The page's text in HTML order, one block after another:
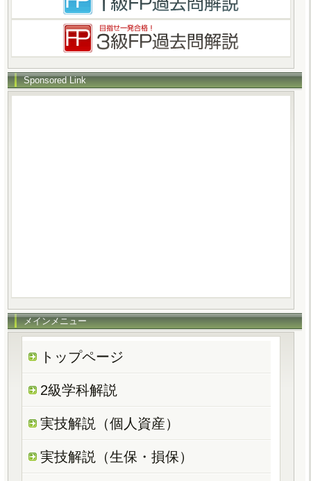
Sponsored Link
メインメニュー
トップページ
2級学科解説
実技解説（個人資産）
実技解説（生保・損保）